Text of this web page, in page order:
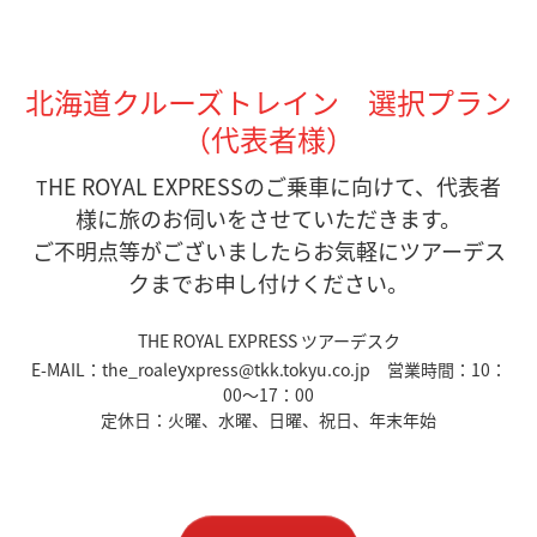
北海道クルーズトレイン 選択プラン
（代表者様）
THE ROYAL EXPRESSのご乗車に向けて、代表者
様に旅のお伺いをさせていただきます。
ご不明点等がございましたらお気軽にツアーデス
クまでお申し付けください。
THE ROYAL EXPRESS ツアーデスク
E-MAIL：the_roaleyxpress@tkk.tokyu.co.jp 営業時間：10：
00～17：00
定休日：火曜、水曜、日曜、祝日、年末年始